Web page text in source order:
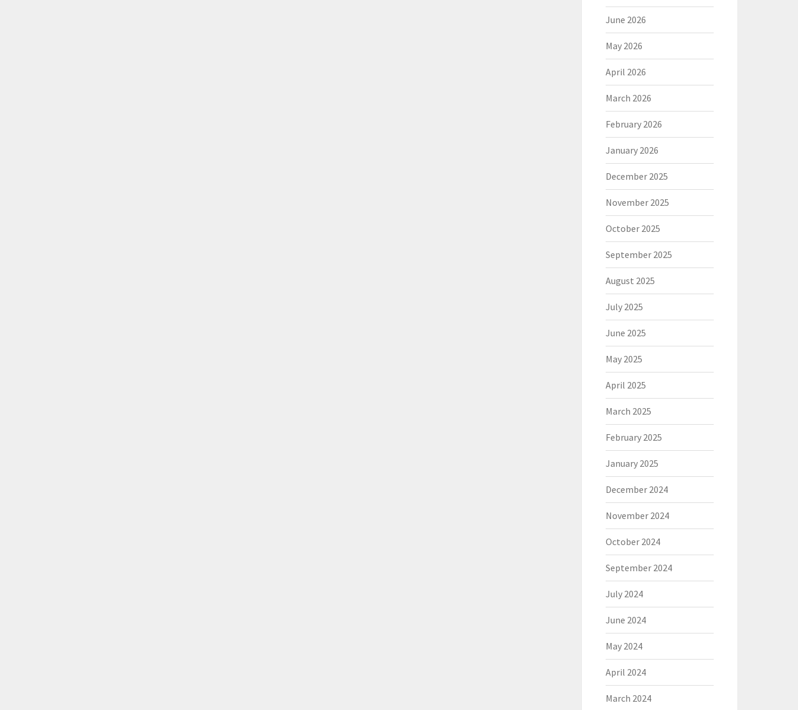
June 2026
May 2026
April 2026
March 2026
February 2026
January 2026
December 2025
November 2025
October 2025
September 2025
August 2025
July 2025
June 2025
May 2025
April 2025
March 2025
February 2025
January 2025
December 2024
November 2024
October 2024
September 2024
July 2024
June 2024
May 2024
April 2024
March 2024